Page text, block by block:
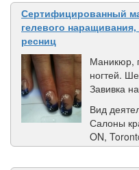
Сертифицированный
гелевого
ресниц
Маникюр,
ногтей.
Завивка
Вид
Салоны
ON,